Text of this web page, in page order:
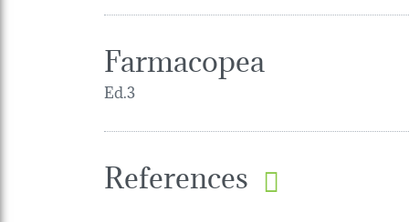
Farmacopea
Ed.3
References